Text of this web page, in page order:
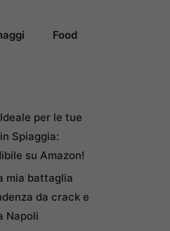
Food
per le tue
Spiaggia:
su Amazon!
mia battaglia
da crack e
Napoli